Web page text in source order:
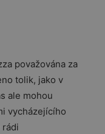
považována za
tolik, jako v
ale mohou
vycházejícího
rádi